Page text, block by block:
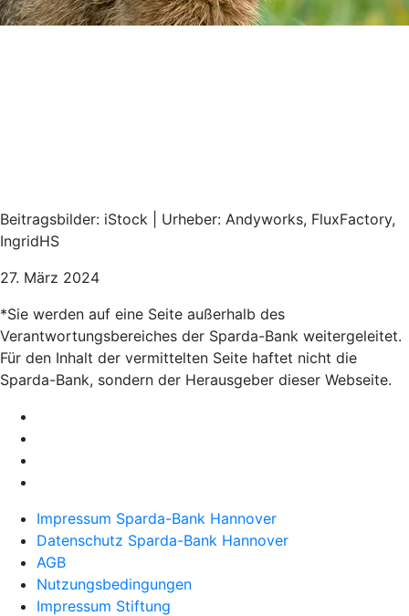
Beitragsbilder: iStock | Urheber: Andyworks, FluxFactory,
IngridHS
27. März 2024
*Sie werden auf eine Seite außerhalb des
Verantwortungsbereiches der Sparda-Bank weitergeleitet.
Für den Inhalt der vermittelten Seite haftet nicht die
Sparda-Bank, sondern der Herausgeber dieser Webseite.
Impressum Sparda-Bank Hannover
Datenschutz Sparda-Bank Hannover
AGB
Nutzungsbedingungen
Impressum Stiftung